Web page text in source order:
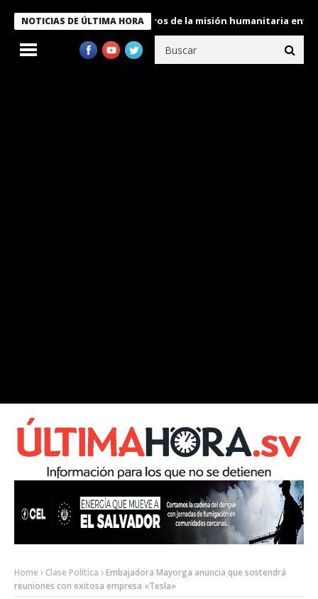
NOTICIAS DE ÚLTIMA HORA
condecora a miembros de la misión humanitaria enviada a
Home Clase Política
Embajadora Mayorga anuncia que sostendrá
reuniones con exitosa empresa «Tesla»